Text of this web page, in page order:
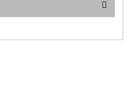
öneri formunu kullanarak tarafımıza